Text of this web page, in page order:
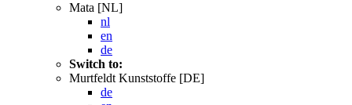
Mata [NL]
nl
en
de
Switch to:
Murtfeldt Kunststoffe [DE]
de